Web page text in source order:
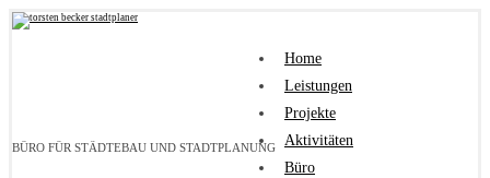
BÜRO FÜR STÄDTEBAU UND STADTPLANUNG
Home
Leistungen
Projekte
Aktivitäten
Büro